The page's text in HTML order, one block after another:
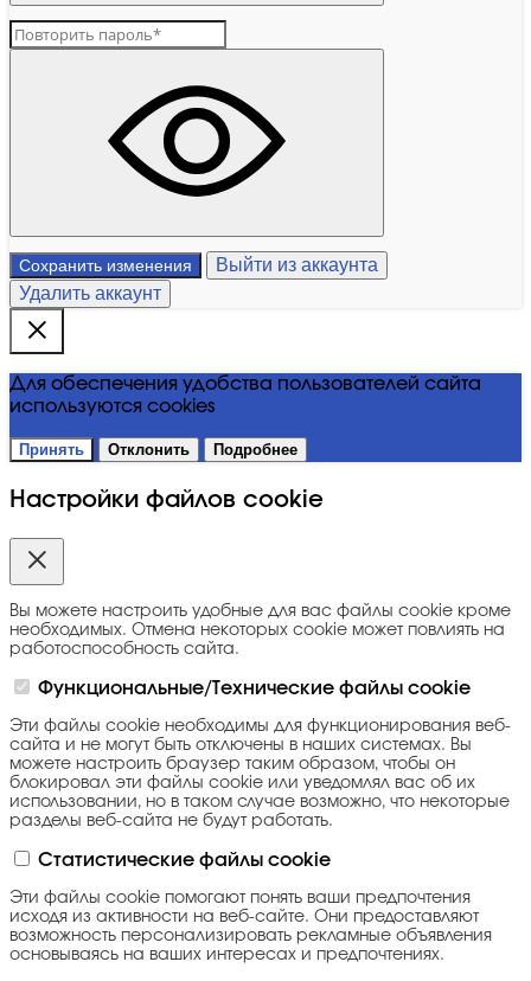
Сохранить изменения
Выйти из аккаунта
Удалить аккаунт
Для обеспечения удобства пользователей сайта
используются cookies
Принять Отклонить Подробнее
Настройки файлов cookie
Вы можете настроить удобные для вас файлы cookie кроме
необходимых. Отмена некоторых cookie может повлиять на
работоспособность сайта.
Функциональные/Технические файлы cookie
Эти файлы cookie необходимы для функционирования веб-
сайта и не могут быть отключены в наших системах. Вы
можете настроить браузер таким образом, чтобы он
блокировал эти файлы cookie или уведомлял вас об их
использовании, но в таком случае возможно, что некоторые
разделы веб-сайта не будут работать.
Статистические файлы cookie
Эти файлы cookie помогают понять ваши предпочтения
исходя из активности на веб-сайте. Они предоставляют
возможность персонализировать рекламные объявления
основываясь на ваших интересах и предпочтениях.